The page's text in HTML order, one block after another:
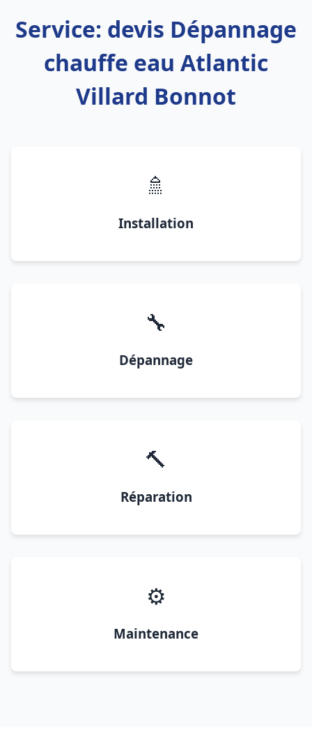
Service: devis Dépannage
chauffe eau Atlantic
Villard Bonnot
🚿
Installation
🔧
Dépannage
🔨
Réparation
⚙️
Maintenance